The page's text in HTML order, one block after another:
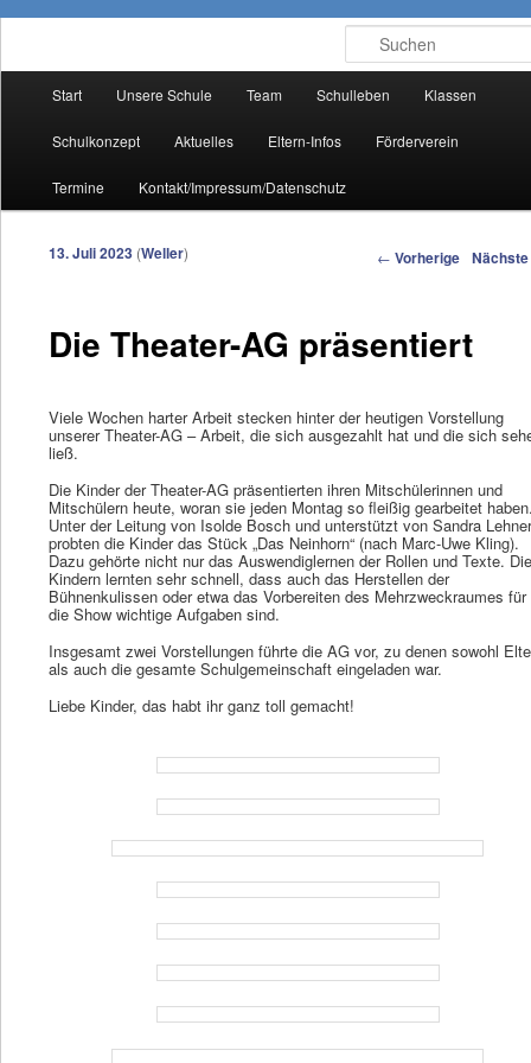
Zum Inhalt wechseln
Zum sekundären Inhalt wechseln
Start Unsere Schule Team Schulleben Klassen
Schulkonzept Aktuelles Eltern-Infos Förderverein
Termine Kontakt/Impressum/Datenschutz
Artikelnavigation ← Vorherige Nächste
Die Theater-AG präsentiert
13. Juli 2023 (Weller)
Viele Wochen harter Arbeit stecken hinter der heutigen Vorstellung
unserer Theater-AG – Arbeit, die sich ausgezahlt hat und die sich
ließ.
Die Kinder der Theater-AG präsentierten ihren Mitschülerinnen und
Mitschülern heute, woran sie jeden Montag so fleißig gearbeitet
Unter der Leitung von Isolde Bosch und unterstützt von Sandra
probten die Kinder das Stück „Das Neinhorn“ (nach Marc-Uwe Kling).
Dazu gehörte nicht nur das Auswendiglernen der Rollen und Texte. Die
Kindern lernten sehr schnell, dass auch das Herstellen der
Bühnenkulissen oder etwa das Vorbereiten des Mehrzweckraumes für
die Show wichtige Aufgaben sind.
Insgesamt zwei Vorstellungen führte die AG vor, zu denen sowohl
als auch die gesamte Schulgemeinschaft eingeladen war.
Liebe Kinder, das habt ihr ganz toll gemacht!